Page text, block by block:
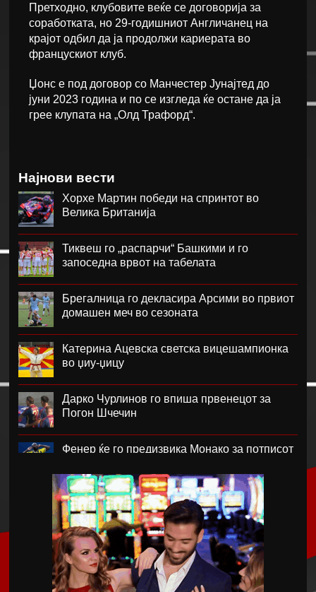
Претходно, клубовите веќе се договорија за
соработката, но 29-годишниот Англичанец на
крајот одбил да ја продолжи кариерата во
францускиот клуб.
Џонс е под договор со Манчестер Јунајтед до
јуни 2023 година и по се изгледа ќе остане да ја
грее клупата на „Олд Трафорд“.
Најнови вести
Хорхе Мартин победи на спринтот во
Велика Британија
Тиквеш го „распарчи“ Башкими и го
запоседна врвот на табелата
Брегалница го декласира Арсими во првиот
домашен меч во сезоната
Катерина Ацевска светска вицешампионка
во џиу-џицу
Дарко Чурлинов го впиша првенецот за
Погон Шчечин
Фенер ќе го предизвика Монако за потписот
Челзи убедливо го надигра Милан во
Австралија
Кенан Јилдиз на листата на желби на
Арсенал